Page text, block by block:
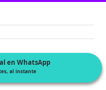
en WhatsApp
al instante